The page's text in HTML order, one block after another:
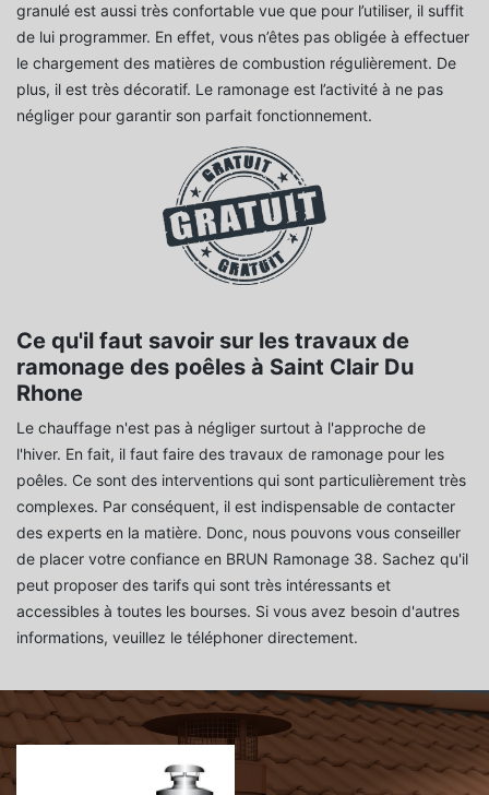
granulé est aussi très confortable vue que pour l’utiliser, il suffit
de lui programmer. En effet, vous n’êtes pas obligée à effectuer
le chargement des matières de combustion régulièrement. De
plus, il est très décoratif. Le ramonage est l’activité à ne pas
négliger pour garantir son parfait fonctionnement.
Ce qu'il faut savoir sur les travaux de
ramonage des poêles à Saint Clair Du
Rhone
Le chauffage n'est pas à négliger surtout à l'approche de
l'hiver. En fait, il faut faire des travaux de ramonage pour les
poêles. Ce sont des interventions qui sont particulièrement très
complexes. Par conséquent, il est indispensable de contacter
des experts en la matière. Donc, nous pouvons vous conseiller
de placer votre confiance en BRUN Ramonage 38. Sachez qu'il
peut proposer des tarifs qui sont très intéressants et
accessibles à toutes les bourses. Si vous avez besoin d'autres
informations, veuillez le téléphoner directement.